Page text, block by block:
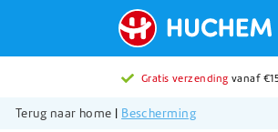
Gratis verzending vanaf
Terug naar home | Bescherming